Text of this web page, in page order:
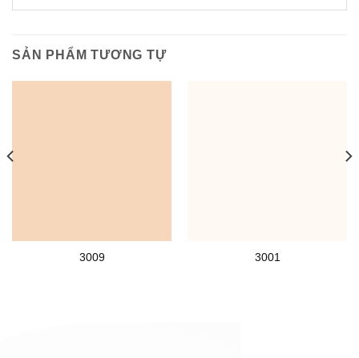
SẢN PHẨM TƯƠNG TỰ
3009 3001